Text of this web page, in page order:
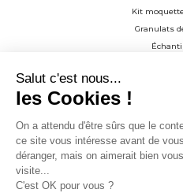
Kit
Granulats
Profilés en
Granulat
Entretien du